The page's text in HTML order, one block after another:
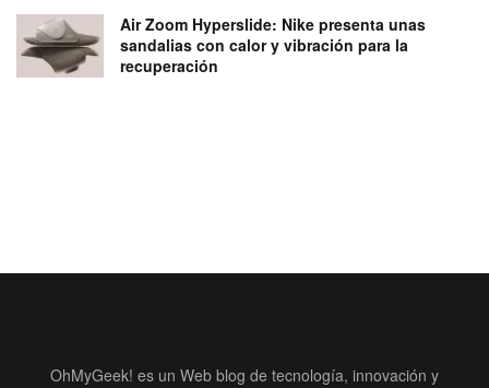
Air Zoom Hyperslide: Nike presenta unas
sandalias con calor y vibración para la
recuperación
OhMyGeek! es un Web blog de tecnología, innovación y